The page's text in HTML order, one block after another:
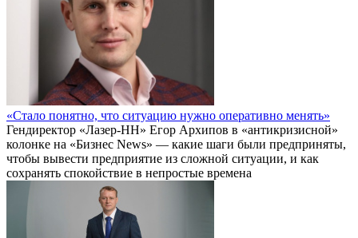
«Стало понятно, что ситуацию нужно оперативно менять»
Гендиректор «Лазер-НН» Егор Архипов в «антикризисной»
колонке на «Бизнес News» — какие шаги были предприняты,
чтобы вывести предприятие из сложной ситуации, и как
сохранять спокойствие в непростые времена